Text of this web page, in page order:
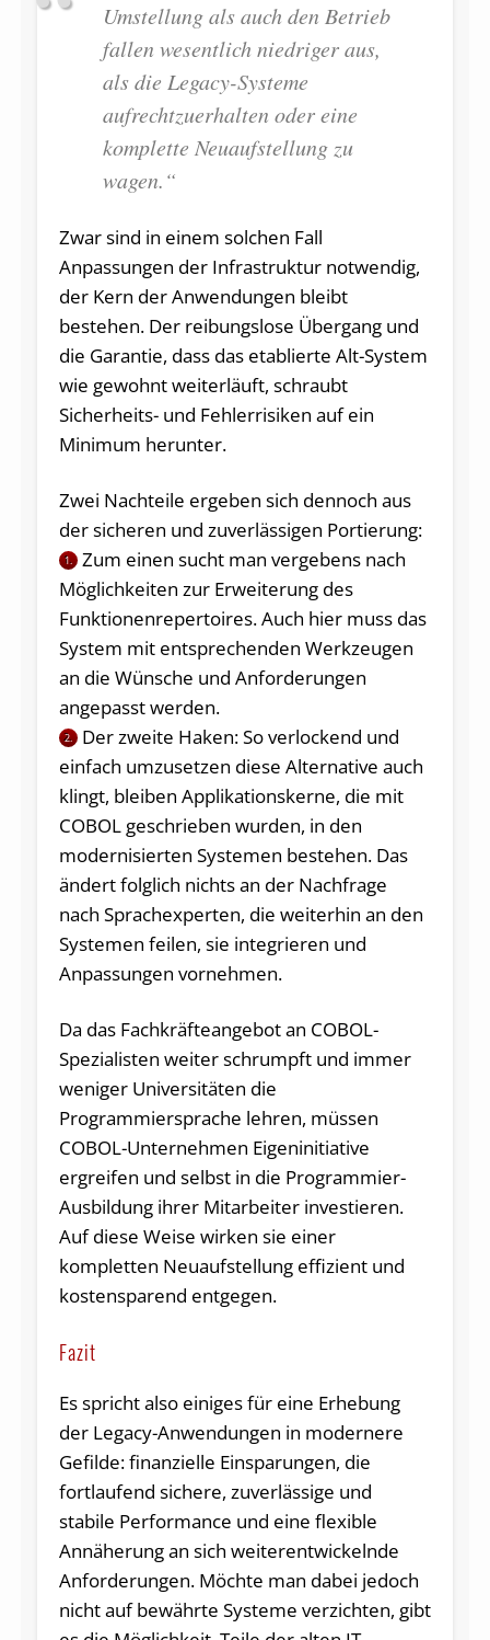
Umstellung als auch den Betrieb
fallen wesentlich niedriger aus,
als die Legacy-Systeme
aufrechtzuerhalten oder eine
komplette Neuaufstellung zu
wagen.“
Zwar sind in einem solchen Fall
Anpassungen der Infrastruktur notwendig,
der Kern der Anwendungen bleibt
bestehen. Der reibungslose Übergang und
die Garantie, dass das etablierte Alt-System
wie gewohnt weiterläuft, schraubt
Sicherheits- und Fehlerrisiken auf ein
Minimum herunter.
Zwei Nachteile ergeben sich dennoch aus
der sicheren und zuverlässigen Portierung:
1.
Zum einen sucht man vergebens nach
Möglichkeiten zur Erweiterung des
Funktionenrepertoires. Auch hier muss das
System mit entsprechenden Werkzeugen
an die Wünsche und Anforderungen
angepasst werden.
2.
Der zweite Haken: So verlockend und
einfach umzusetzen diese Alternative auch
klingt, bleiben Applikationskerne, die mit
COBOL geschrieben wurden, in den
modernisierten Systemen bestehen. Das
ändert folglich nichts an der Nachfrage
nach Sprachexperten, die weiterhin an den
Systemen feilen, sie integrieren und
Anpassungen vornehmen.
Da das Fachkräfteangebot an COBOL-
Spezialisten weiter schrumpft und immer
weniger Universitäten die
Programmiersprache lehren, müssen
COBOL-Unternehmen Eigeninitiative
ergreifen und selbst in die Programmier-
Ausbildung ihrer Mitarbeiter investieren.
Auf diese Weise wirken sie einer
kompletten Neuaufstellung effizient und
kostensparend entgegen.
Fazit
Es spricht also einiges für eine Erhebung
der Legacy-Anwendungen in modernere
Gefilde: finanzielle Einsparungen, die
fortlaufend sichere, zuverlässige und
stabile Performance und eine flexible
Annäherung an sich weiterentwickelnde
Anforderungen. Möchte man dabei jedoch
nicht auf bewährte Systeme verzichten, gibt